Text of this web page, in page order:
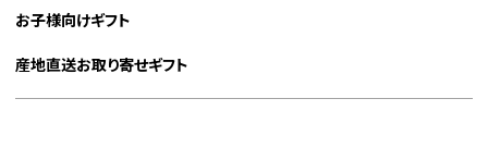
お子様向けギフト
産地直送お取り寄せギフト